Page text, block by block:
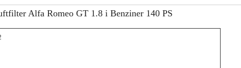
Alfa Romeo GT 1.8 i Benziner 140 PS